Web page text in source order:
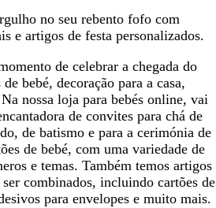
no seu rebento fofo com
e artigos de festa personalizados.
de celebrar a chegada do
bebé, decoração para a casa,
nossa loja para bebés online, vai
de convites para chá de
de batismo e para a cerimónia de
de bebé, com uma variedade de
e temas. Também temos artigos
combinados, incluindo cartões de
para envelopes e muito mais.